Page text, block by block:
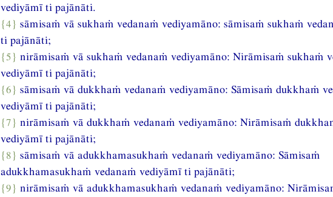
vediyāmī ti pajānāti.
{4} sāmisaṁ vā sukhaṁ vedanaṁ vediyamāno: sāmisaṁ sukhaṁ
ti pajānāti;
{5} nirāmisaṁ vā sukhaṁ vedanaṁ vediyamāno: Nirāmisaṁ sukhaṁ
vediyāmī ti pajānāti;
{6} sāmisaṁ vā dukkhaṁ vedanaṁ vediyamāno: Sāmisaṁ dukkhaṁ
vediyāmī ti pajānāti;
{7} nirāmisaṁ vā dukkhaṁ vedanaṁ vediyamāno: Nirāmisaṁ
vediyāmī ti pajānāti;
{8} sāmisaṁ vā adukkhamasukhaṁ vedanaṁ vediyamāno: Sāmisaṁ
adukkhamasukhaṁ vedanaṁ vediyāmī ti pajānāti;
{9} nirāmisaṁ vā adukkhamasukhaṁ vedanaṁ vediyamāno: